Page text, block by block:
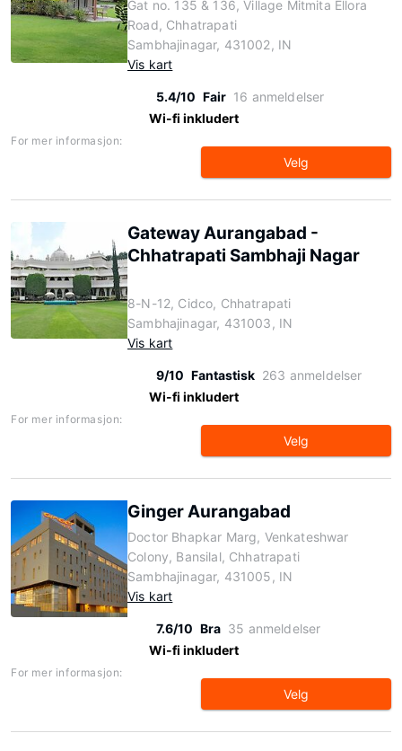
Gat no. 135 & 136, Village Mitmita Ellora
Road, Chhatrapati
Sambhajinagar, 431002, IN
Vis kart
5.4/10 Fair 16 anmeldelser
Wi-fi inkludert
For mer informasjon:
Velg
Gateway Aurangabad -
Chhatrapati Sambhaji Nagar
8-N-12, Cidco, Chhatrapati
Sambhajinagar, 431003, IN
Vis kart
9/10 Fantastisk 263 anmeldelser
Wi-fi inkludert
For mer informasjon:
Velg
Ginger Aurangabad
Doctor Bhapkar Marg, Venkateshwar
Colony, Bansilal, Chhatrapati
Sambhajinagar, 431005, IN
Vis kart
7.6/10 Bra 35 anmeldelser
Wi-fi inkludert
For mer informasjon:
Velg